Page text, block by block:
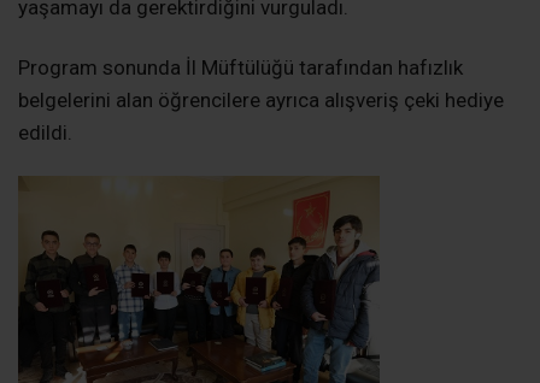
yaşamayı da gerektirdiğini vurguladı.
Program sonunda İl Müftülüğü tarafından hafızlık
belgelerini alan öğrencilere ayrıca alışveriş çeki hediye
edildi.